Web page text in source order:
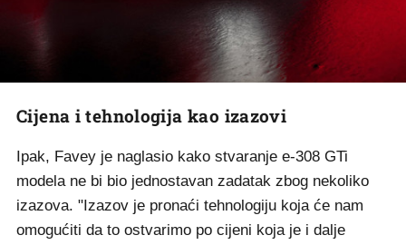
Cijena i tehnologija kao izazovi
Ipak, Favey je naglasio kako stvaranje e-308 GTi
modela ne bi bio jednostavan zadatak zbog nekoliko
izazova. "Izazov je pronaći tehnologiju koja će nam
omogućiti da to ostvarimo po cijeni koja je i dalje